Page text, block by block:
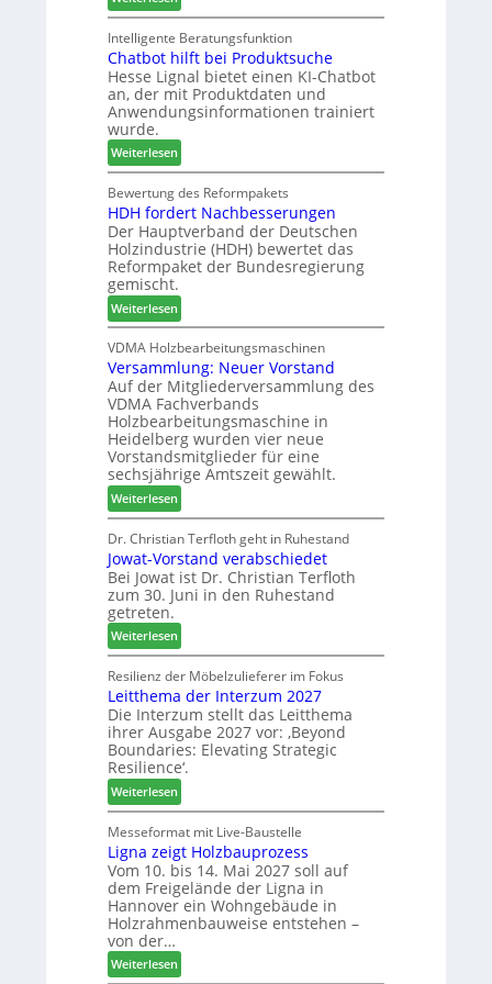
a
g
n
d
-
V
e
r
b
i
n
d
e
r
k
t
i
o
n
s
w
o
c
h
e
n
2
0
2
6
M
a
T
e
c
m
l
d
e
t
B
e
s
u
c
h
e
r
z
a
h
l
e
n
Intelligente Beratungsfunktion
Chatbot hilft bei Produktsuche
Hesse Lignal bietet einen KI-Chatbot
an, der mit Produktdaten und
Anwendungsinformationen trainiert
wurde.
Weiterlesen:
C
h
a
t
b
o
t
h
i
l
t
b
e
P
r
o
u
k
t
s
u
c
e
Bewertung des Reformpakets
HDH fordert Nachbesserungen
Der Hauptverband der Deutschen
Holzindustrie (HDH) bewertet das
Reformpaket der Bundesregierung
gemischt.
Weiterlesen:
H
D
H
f
o
r
d
e
r
t
N
a
c
h
b
e
s
s
e
r
u
n
g
e
n
VDMA Holzbearbeitungsmaschinen
Versammlung: Neuer Vorstand
Auf der Mitgliederversammlung des
VDMA Fachverbands
Holzbearbeitungsmaschine in
Heidelberg wurden vier neue
Vorstandsmitglieder für eine
sechsjährige Amtszeit gewählt.
Weiterlesen:
V
e
r
s
a
m
l
u
n
g
:
N
e
u
e
r
V
o
r
t
a
n
Dr. Christian Terfloth geht in Ruhestand
Jowat-Vorstand verabschiedet
Bei Jowat ist Dr. Christian Terfloth
zum 30. Juni in den Ruhestand
getreten.
Weiterlesen:
J
o
w
a
t
-
V
o
r
s
t
a
n
d
v
e
r
Resilienz der Möbelzulieferer im Fokus
Leitthema der Interzum 2027
Die Interzum stellt das Leitthema
ihrer Ausgabe 2027 vor: ‚Beyond
Boundaries: Elevating Strategic
Resilience‘.
Weiterlesen:
L
e
i
t
t
h
e
m
a
Messeformat mit Live-Baustelle
Ligna zeigt Holzbauprozess
Vom 10. bis 14. Mai 2027 soll auf
dem Freigelände der Ligna in
Hannover ein Wohngebäude in
Holzrahmenbauweise entstehen –
von der…
Weiterlesen: